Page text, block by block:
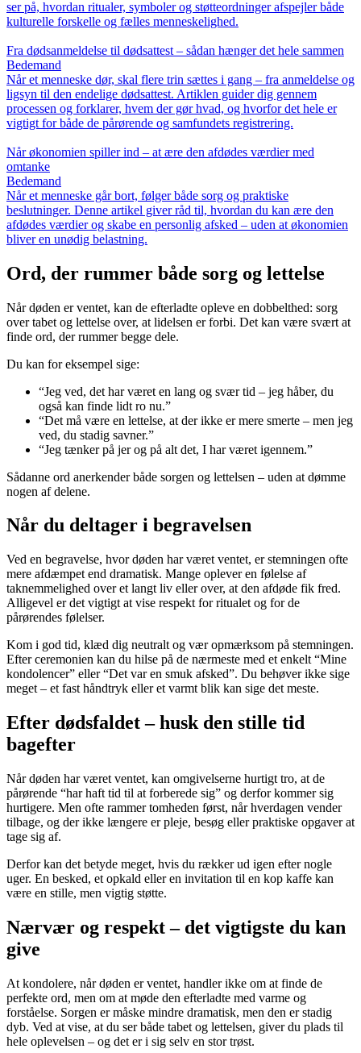
ser på, hvordan ritualer, symboler og støtteordninger afspejler både
kulturelle forskelle og fælles menneskelighed.
Fra dødsanmeldelse til dødsattest – sådan hænger det hele sammen
Bedemand
Når et menneske dør, skal flere trin sættes i gang – fra anmeldelse og
ligsyn til den endelige dødsattest. Artiklen guider dig gennem
processen og forklarer, hvem der gør hvad, og hvorfor det hele er
vigtigt for både de pårørende og samfundets registrering.
Når økonomien spiller ind – at ære den afdødes værdier med
omtanke
Bedemand
Når et menneske går bort, følger både sorg og praktiske
beslutninger. Denne artikel giver råd til, hvordan du kan ære den
afdødes værdier og skabe en personlig afsked – uden at økonomien
bliver en unødig belastning.
Ord, der rummer både sorg og lettelse
Når døden er ventet, kan de efterladte opleve en dobbelthed: sorg
over tabet og lettelse over, at lidelsen er forbi. Det kan være svært at
finde ord, der rummer begge dele.
Du kan for eksempel sige:
“Jeg ved, det har været en lang og svær tid – jeg håber, du
også kan finde lidt ro nu.”
“Det må være en lettelse, at der ikke er mere smerte – men jeg
ved, du stadig savner.”
“Jeg tænker på jer og på alt det, I har været igennem.”
Sådanne ord anerkender både sorgen og lettelsen – uden at dømme
nogen af delene.
Når du deltager i begravelsen
Ved en begravelse, hvor døden har været ventet, er stemningen ofte
mere afdæmpet end dramatisk. Mange oplever en følelse af
taknemmelighed over et langt liv eller over, at den afdøde fik fred.
Alligevel er det vigtigt at vise respekt for ritualet og for de
pårørendes følelser.
Kom i god tid, klæd dig neutralt og vær opmærksom på stemningen.
Efter ceremonien kan du hilse på de nærmeste med et enkelt “Mine
kondolencer” eller “Det var en smuk afsked”. Du behøver ikke sige
meget – et fast håndtryk eller et varmt blik kan sige det meste.
Efter dødsfaldet – husk den stille tid
bagefter
Når døden har været ventet, kan omgivelserne hurtigt tro, at de
pårørende “har haft tid til at forberede sig” og derfor kommer sig
hurtigere. Men ofte rammer tomheden først, når hverdagen vender
tilbage, og der ikke længere er pleje, besøg eller praktiske opgaver at
tage sig af.
Derfor kan det betyde meget, hvis du rækker ud igen efter nogle
uger. En besked, et opkald eller en invitation til en kop kaffe kan
være en stille, men vigtig støtte.
Nærvær og respekt – det vigtigste du kan
give
At kondolere, når døden er ventet, handler ikke om at finde de
perfekte ord, men om at møde den efterladte med varme og
forståelse. Sorgen er måske mindre dramatisk, men den er stadig
dyb. Ved at vise, at du ser både tabet og lettelsen, giver du plads til
hele oplevelsen – og det er i sig selv en stor trøst.